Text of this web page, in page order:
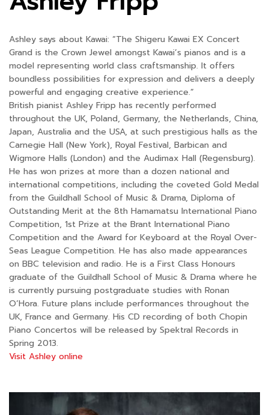
Ashley says about Kawai: “The Shigeru Kawai EX Concert
Grand is the Crown Jewel amongst Kawai’s pianos and is a
model representing world class craftsmanship. It offers
boundless possibilities for expression and delivers a deeply
powerful and engaging creative experience.”
British pianist Ashley Fripp has recently performed
throughout the UK, Poland, Germany, the Netherlands, China,
Japan, Australia and the USA, at such prestigious halls as the
Carnegie Hall (New York), Royal Festival, Barbican and
Wigmore Halls (London) and the Audimax Hall (Regensburg).
He has won prizes at more than a dozen national and
international competitions, including the coveted Gold Medal
from the Guildhall School of Music & Drama, Diploma of
Outstanding Merit at the 8th Hamamatsu International Piano
Competition, 1st Prize at the Brant International Piano
Competition and the Award for Keyboard at the Royal Over-
Seas League Competition. He has also made appearances
on BBC television and radio. He is a First Class Honours
graduate of the Guildhall School of Music & Drama where he
is currently pursuing postgraduate studies with Ronan
O’Hora. Future plans include performances throughout the
UK, France and Germany. His CD recording of both Chopin
Piano Concertos will be released by Spektral Records in
Spring 2013.
Visit Ashley online